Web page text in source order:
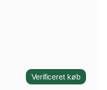
Verificeret køb